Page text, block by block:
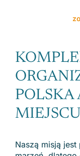
POLSKA
MIEJSCU
Naszą misją